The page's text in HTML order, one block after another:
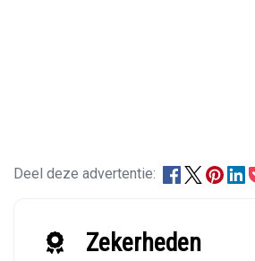
Deel deze advertentie:
Zekerheden